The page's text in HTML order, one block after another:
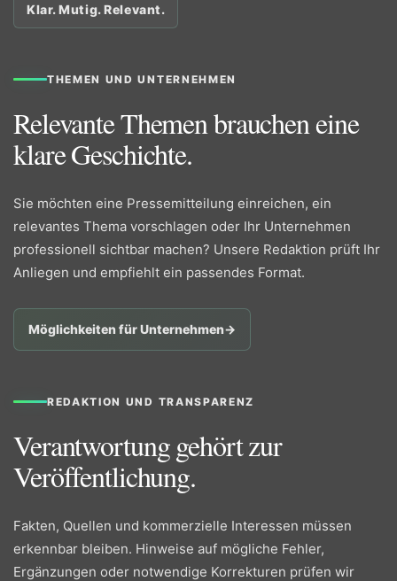
Klar. Mutig. Relevant.
THEMEN UND UNTERNEHMEN
Relevante Themen brauchen eine
klare Geschichte.
Sie möchten eine Pressemitteilung einreichen, ein
relevantes Thema vorschlagen oder Ihr Unternehmen
professionell sichtbar machen? Unsere Redaktion prüft Ihr
Anliegen und empfiehlt ein passendes Format.
Möglichkeiten für Unternehmen→
REDAKTION UND TRANSPARENZ
Verantwortung gehört zur
Veröffentlichung.
Fakten, Quellen und kommerzielle Interessen müssen
erkennbar bleiben. Hinweise auf mögliche Fehler,
Ergänzungen oder notwendige Korrekturen prüfen wir